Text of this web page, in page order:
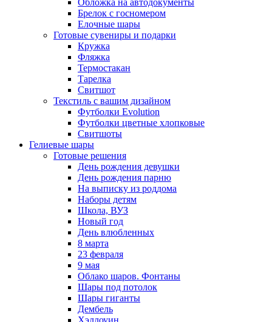
Обложка на автодокументы
Брелок с госномером
Елочные шары
Готовые сувениры и подарки
Кружка
Фляжка
Термостакан
Тарелка
Свитшот
Текстиль с вашим дизайном
Футболки Evolution
Футболки цветные хлопковые
Свитшоты
Гелиевые шары
Готовые решения
День рождения девушки
День рождения парню
На выписку из роддома
Наборы детям
Школа, ВУЗ
Новый год
День влюбленных
8 марта
23 февраля
9 мая
Облако шаров. Фонтаны
Шары под потолок
Шары гиганты
Дембель
Хэллоуин